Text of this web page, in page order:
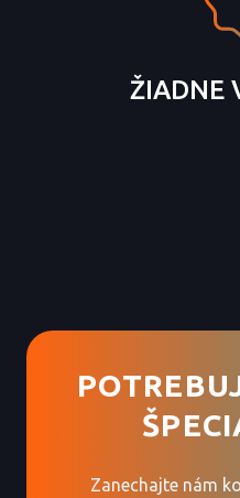
ŽIADNE
Zanechajte nám